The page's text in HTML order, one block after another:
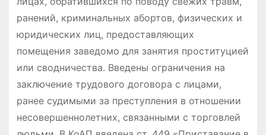
ранений, криминальных абортов, физических и
юридических лиц, предоставляющих
помещения заведомо для занятия проституцией
или сводничества. Введены ограничения на
заключение трудового договора с лицами,
ранее судимыми за преступления в отношении
несовершеннолетних, связанными с торговлей